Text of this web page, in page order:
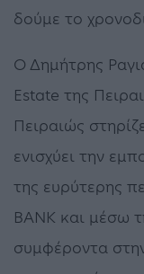
δούμε το
Ο Δημήτρης
Estate της
Πειραιώς
ενισχύει την
της ευρύτερης
BANK και μέσω
συμφέροντα